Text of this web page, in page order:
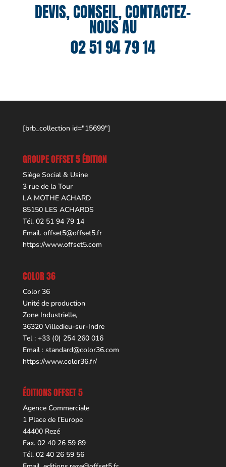
DEVIS, CONSEIL, CONTACTEZ-
NOUS AU
02 51 94 79 14
[brb_collection id="15699"]
GROUPE OFFSET 5 ÉDITION
Siège Social & Usine
3 rue de la Tour
LA MOTHE ACHARD
85150 LES ACHARDS
Tél. 02 51 94 79 14
Email. offset5@offset5.fr
https://www.offset5.com
COLOR 36
Color 36
Unité de production
Zone Industrielle,
36320 Villedieu-sur-Indre
Tel : +33 (0) 254 260 016
Email : standard@color36.com
https://www.color36.fr/
ÉDITIONS OFFSET 5
Agence Commerciale
1 Place de l’Europe
44400 Rezé
Fax. 02 40 26 59 89
Tél. 02 40 26 59 56